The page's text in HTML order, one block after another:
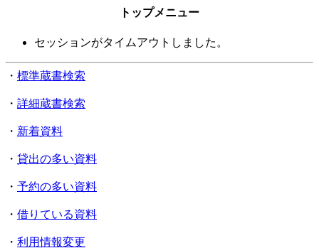
トップメニュー
セッションがタイムアウトしました。
・ 標準蔵書検索
・ 詳細蔵書検索
・ 新着資料
・ 貸出の多い資料
・ 予約の多い資料
・ 借りている資料
・ 利用情報変更